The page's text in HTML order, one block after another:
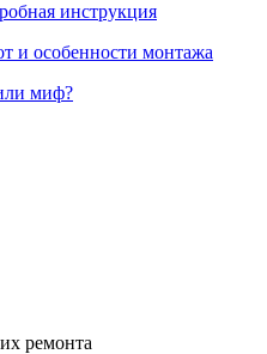
инструкция
и особенности монтажа
миф?
ремонта